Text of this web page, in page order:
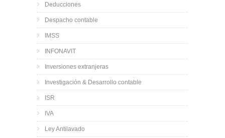
Deducciones
Despacho contable
IMSS
INFONAVIT
Inversiones extranjeras
Investigación & Desarrollo contable
ISR
IVA
Ley Antilavado